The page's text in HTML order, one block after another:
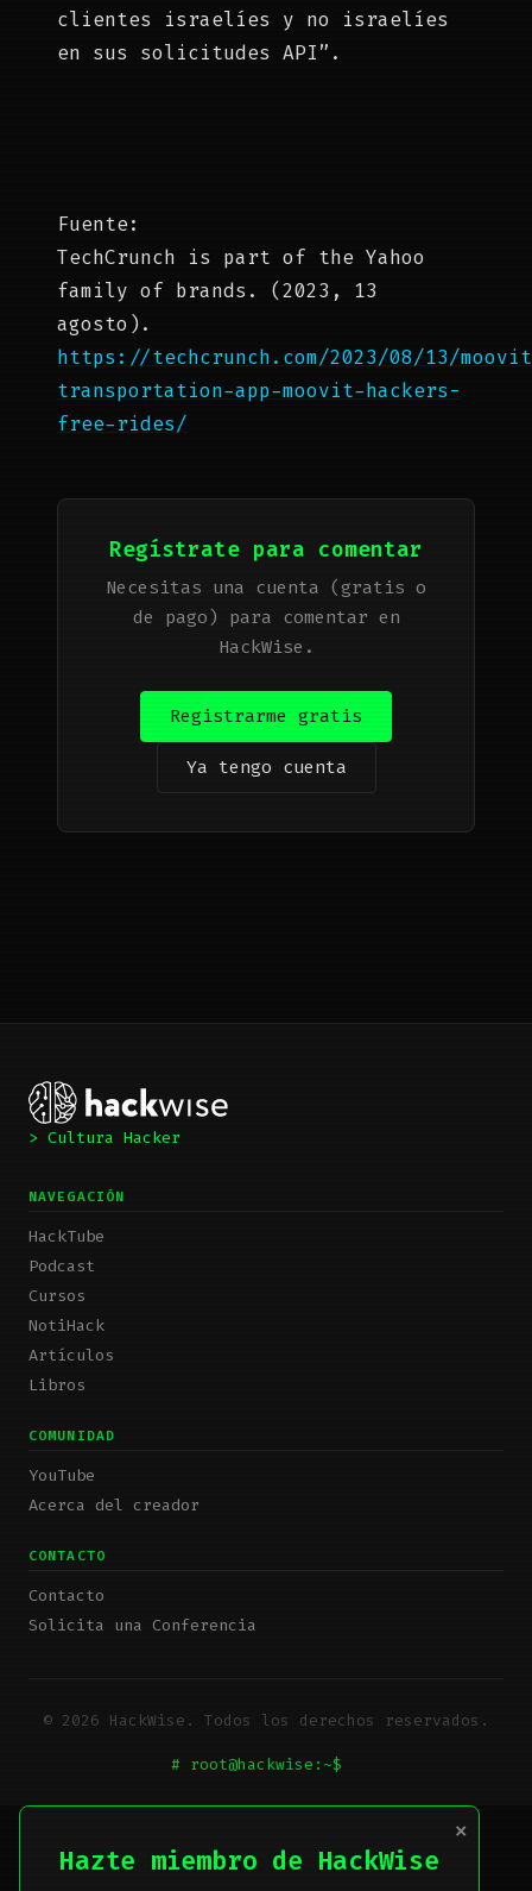
clientes israelíes y no israelíes
en sus solicitudes API”.
Fuente:
TechCrunch is part of the Yahoo
family of brands. (2023, 13
agosto).
https://techcrunch.com/2023/08/13/
transportation-app-moovit-hackers-
free-rides/
Regístrate para comentar
Necesitas una cuenta (gratis o
de pago) para comentar en
HackWise.
Registrarme gratis
Ya tengo cuenta
> Cultura Hacker
NAVEGACIÓN
HackTube
Podcast
Cursos
NotiHack
Artículos
Libros
COMUNIDAD
YouTube
Acerca del creador
CONTACTO
Contacto
Solicita una Conferencia
© 2026 HackWise. Todos los derechos reservados.
# root@hackwise:~$
×
Hazte miembro de HackWise